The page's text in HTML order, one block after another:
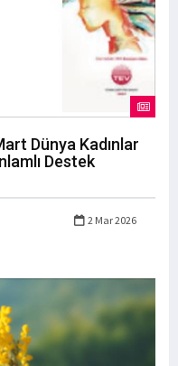
Dünya Kadınlar
Destek
2 Mar 2026